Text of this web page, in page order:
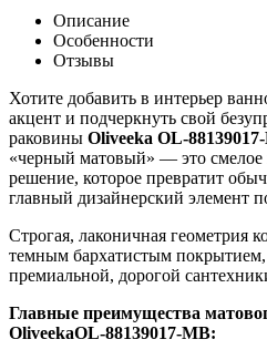
Описание
Особенности
Отзывы
Хотите добавить в интерьер
акцент и подчеркнуть свой
раковины Oliveeka OL-
«черный матовый» — это смелое
решение, которое превратит
главный дизайнерский элемент
Строгая, лаконичная геометрия
темным бархатистым покрытием,
премиальной, дорогой
Главные преимущества
OliveekaOL-88139017-MB: